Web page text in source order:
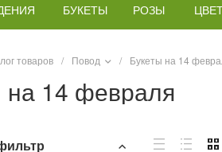
БУКЕТЫ РОЗЫ
товаров / Повод / Букеты на 14
на 14 февраля